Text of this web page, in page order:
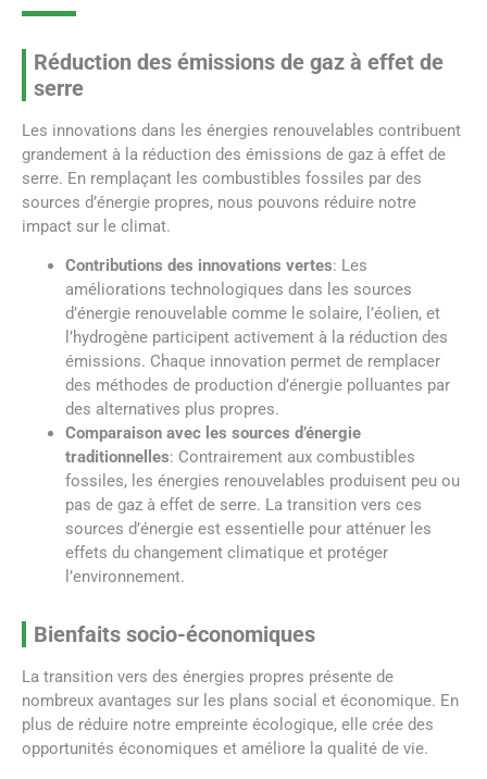
Réduction des émissions de gaz à effet de
serre
Les innovations dans les énergies renouvelables contribuent
grandement à la réduction des émissions de gaz à effet de
serre. En remplaçant les combustibles fossiles par des
sources d’énergie propres, nous pouvons réduire notre
impact sur le climat.
Contributions des innovations vertes: Les
améliorations technologiques dans les sources
d’énergie renouvelable comme le solaire, l’éolien, et
l’hydrogène participent activement à la réduction des
émissions. Chaque innovation permet de remplacer
des méthodes de production d’énergie polluantes par
des alternatives plus propres.
Comparaison avec les sources d’énergie
traditionnelles: Contrairement aux combustibles
fossiles, les énergies renouvelables produisent peu ou
pas de gaz à effet de serre. La transition vers ces
sources d’énergie est essentielle pour atténuer les
effets du changement climatique et protéger
l’environnement.
Bienfaits socio-économiques
La transition vers des énergies propres présente de
nombreux avantages sur les plans social et économique. En
plus de réduire notre empreinte écologique, elle crée des
opportunités économiques et améliore la qualité de vie.